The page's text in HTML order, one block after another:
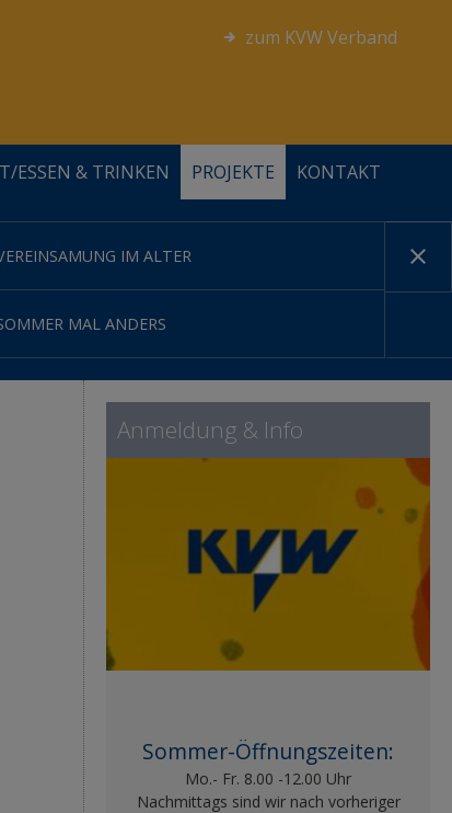
zum KVW Verband
ESSEN & TRINKEN PROJEKTE KONTAKT

UND KOOPERATIONSPARTNER 




IM ALTER
MAL ANDERS
Anmeldung & Info
Sommer-Öffnungszeiten:
Mo.- Fr. 8.00 -12.00 Uhr
Nachmittags sind wir nach vorheriger